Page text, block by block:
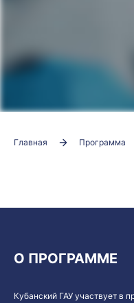
Главная Программа
О ПРОГРАММЕ
Кубанский ГАУ участвует в